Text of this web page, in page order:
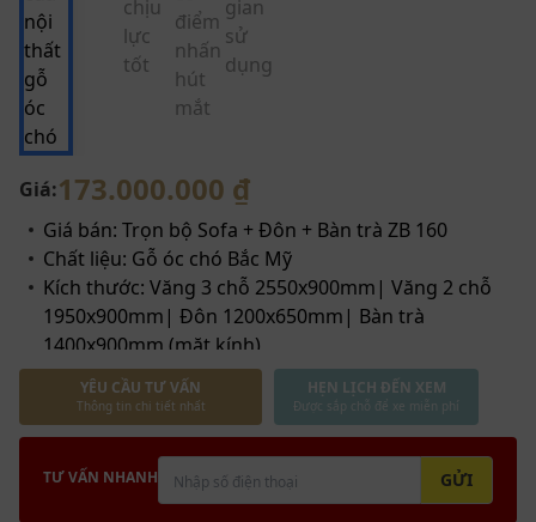
Giá:173.000.000 ₫
Giá bán: Trọn bộ Sofa + Đôn + Bàn trà ZB 160
Chất liệu: Gỗ óc chó Bắc Mỹ
Kích thước: Văng 3 chỗ 2550x900mm| Văng 2 chỗ
1950x900mm| Đôn 1200x650mm| Bàn trà
1400x900mm (mặt kính)
Ưu điểm: Gỗ óc chó Bắc Mỹ cao cấp Sự kết hợp giữa
sofa chữ U ZG 182 và bàn trà ZB 160 tạo nên một bộ
đôi nội thất hoàn hảo về cả thẩm mỹ lẫn công năng
YÊU CẦU TƯ VẤN
Thông tin chi tiết nhất
HẸN LỊCH ĐẾN XEM
Được sắp chỗ để xe miễn phí
TƯ VẤN NHANH GỬI